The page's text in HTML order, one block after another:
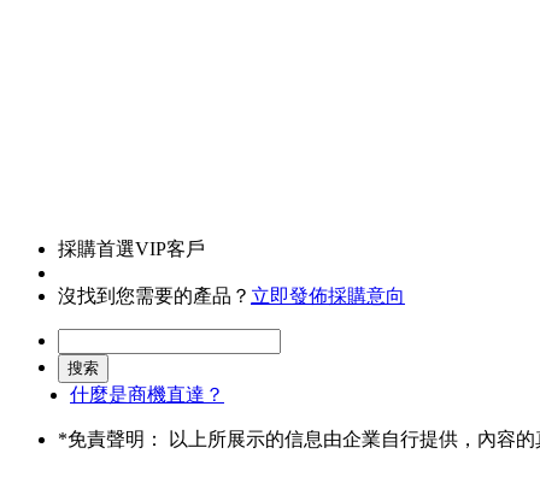
採購首選VIP客戶
沒找到您需要的產品？ 立即發佈採購意向
什麼是商機直達？
*免責聲明： 以上所展示的信息由企業自行提供，內容